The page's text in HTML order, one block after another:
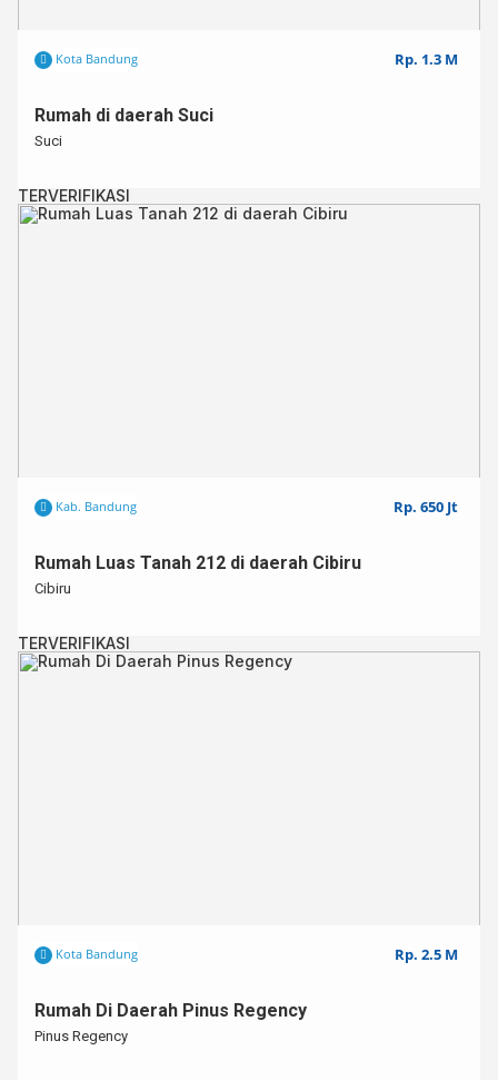
Kota Bandung Rp. 1.3 M
Rumah di daerah Suci
Suci
TERVERIFIKASI
Kab. Bandung Rp. 650 Jt
Rumah Luas Tanah 212 di daerah Cibiru
Cibiru
TERVERIFIKASI
Kota Bandung Rp. 2.5 M
Rumah Di Daerah Pinus Regency
Pinus Regency